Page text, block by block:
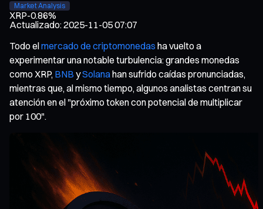
Market Analysis
XRP-0.86%
Actualizado:2025-11-05 07:07
Todo elmercado de criptomonedas ha vuelto a
experimentar una notable turbulencia: grandes monedas
como XRP, BNB ySolanahan sufrido caídas pronunciadas,
mientras que, al mismo tiempo, algunos analistas centran su
atención en el "próximo token con potencial de multiplicar
por 100".